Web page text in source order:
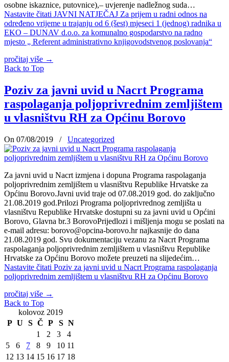
osobne iskaznice, putovnice),– uvjerenje nadležnog suda…
Nastavite čitati JAVNI NATJEČAJ Za prijem u radni odnos na
određeno vrijeme u trajanju od 6 (šest) mjeseci 1 (jednog) radnika u
EKO – DUNAV d.o.o. za komunalno gospodarstvo na radno
mjesto „ Referent administrativno knjigovodstvenog poslovanja“
pročitaj više →
Back to Top
Poziv za javni uvid u Nacrt Programa
raspolaganja poljoprivrednim zemljištem
u vlasništvu RH za Općinu Borovo
On 07/08/2019 / Uncategorized
Za javni uvid u Nacrt izmjena i dopuna Programa raspolaganja
poljoprivrednim zemljištem u vlasništvu Republike Hrvatske za
Općinu Borovo.Javni uvid traje od 07.08.2019 god. do zaključno
21.08.2019 god.Prilozi Programa poljoprivrednog zemljišta u
vlasništvu Republike Hrvatske dostupni su za javni uvid u Općini
Borovo, Glavna br.3 BorovoPrijedlozi i mišljenja mogu se poslati na
e-mail adresu: borovo@opcina-borovo.hr najkasnije do dana
21.08.2019 god. Svu dokumentaciju vezanu za Nacrt Programa
raspolaganja poljoprivrednim zemljištem u vlasništvu Republike
Hrvatske za Općinu Borovo možete preuzeti na slijedećim…
Nastavite čitati Poziv za javni uvid u Nacrt Programa raspolaganja
poljoprivrednim zemljištem u vlasništvu RH za Općinu Borovo
pročitaj više →
Back to Top
kolovoz 2019
P U S Č P S N
1
2 3
4
5
6 7 8 9 10 11
12 13 14 15 16 17 18